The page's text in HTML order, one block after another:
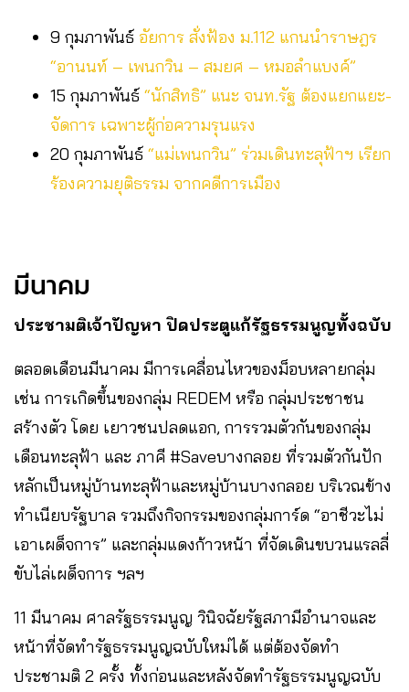
9 กุมภาพันธ์ อัยการ สั่งฟ้อง ม.112 แกนนำราษฎร
“อานนท์ – เพนกวิน – สมยศ – หมอลำแบงค์”
15 กุมภาพันธ์ “นักสิทธิ” แนะ จนท.รัฐ ต้องแยกแยะ-
จัดการ เฉพาะผู้ก่อความรุนแรง
20 กุมภาพันธ์ “แม่เพนกวิน” ร่วมเดินทะลุฟ้าฯ เรียก
ร้องความยุติธรรม จากคดีการเมือง
มีนาคม
ประชามติเจ้าปัญหา ปิดประตูแก้รัฐธรรมนูญทั้งฉบับ
ตลอดเดือนมีนาคม มีการเคลื่อนไหวของม็อบหลายกลุ่ม
เช่น การเกิดขึ้นของกลุ่ม REDEM หรือ กลุ่มประชาชน
สร้างตัว โดย เยาวชนปลดแอก, การรวมตัวกันของกลุ่ม
เดือนทะลุฟ้า และ ภาคี #Saveบางกลอย ที่รวมตัวกันปัก
หลักเป็นหมู่บ้านทะลุฟ้าและหมู่บ้านบางกลอย บริเวณข้าง
ทำเนียบรัฐบาล รวมถึงกิจกรรมของกลุ่มการ์ด “อาชีวะไม่
เอาเผด็จการ” และกลุ่มแดงก้าวหน้า ที่จัดเดินขบวนแรลลี่
ขับไล่เผด็จการ ฯลฯ
11 มีนาคม ศาลรัฐธรรมนูญ วินิจฉัยรัฐสภามีอำนาจและ
หน้าที่จัดทำรัฐธรรมนูญฉบับใหม่ได้ แต่ต้องจัดทำ
ประชามติ 2 ครั้ง ทั้งก่อนและหลังจัดทำรัฐธรรมนูญฉบับ